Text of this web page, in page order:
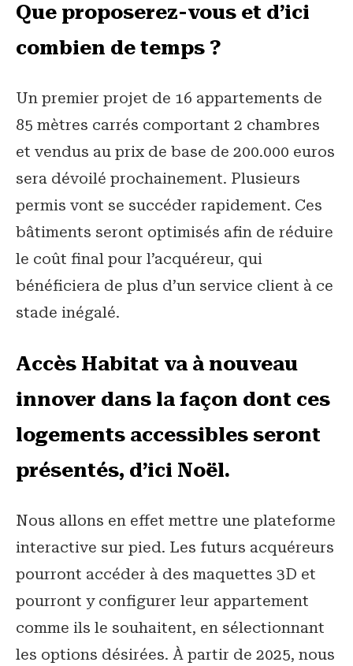
Que proposerez-vous et d’ici
combien de temps ?
Un premier projet de 16 appartements de
85 mètres carrés comportant 2 chambres
et vendus au prix de base de 200.000 euros
sera dévoilé prochainement. Plusieurs
permis vont se succéder rapidement. Ces
bâtiments seront optimisés afin de réduire
le coût final pour l’acquéreur, qui
bénéficiera de plus d’un service client à ce
stade inégalé.
Accès Habitat va à nouveau
innover dans la façon dont ces
logements accessibles seront
présentés, d’ici Noël.
Nous allons en effet mettre une plateforme
interactive sur pied. Les futurs acquéreurs
pourront accéder à des maquettes 3D et
pourront y configurer leur appartement
comme ils le souhaitent, en sélectionnant
les options désirées. À partir de 2025, nous